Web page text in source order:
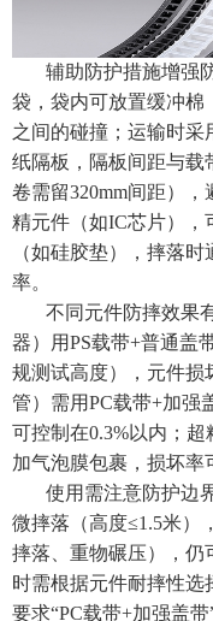
辅助防护措施增强
袋，袋内可放置缓冲棉
之间的碰撞；运输时
纸隔板，隔板间距与载
卷需留320mm间距）
精元件（如IC芯片），
（如硅胶垫），摔落
率。
不同元件防摔效果
器）用PS载带+普通盖
规测试高度），元件损
管）需用PC载带+加强
可控制在0.3%以内；
加气泡膜包裹，损坏率
使用需注意防护边
微摔落（高度≤1.5米）
摔落、重物碾压），仍
时需根据元件耐摔性选
要求“PC载带+加强盖